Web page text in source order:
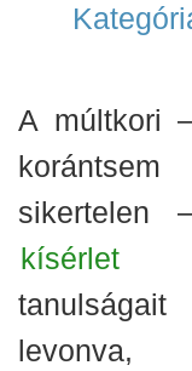
A múltkori
korántsem
sikertelen
kísérlet
tanulságait
levonva,